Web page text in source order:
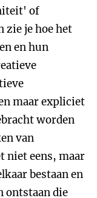
of
zie je hoe het
en hun
maar expliciet
worden
van
niet eens, maar
bestaan en
ontstaan die